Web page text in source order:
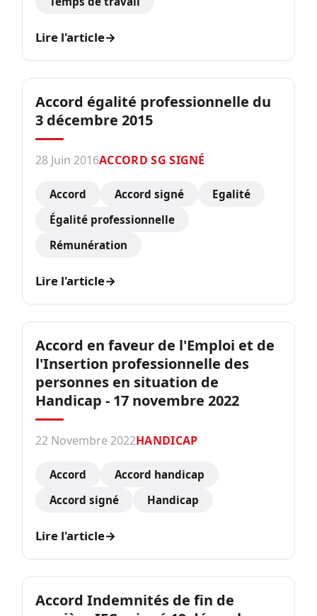
Lire l'article→
Accord égalité professionnelle du
3 décembre 2015
28 Juin 2016ACCORD SG SIGNÉ
Accord Accord signé
Egalité
Égalité professionnelle
Rémunération
Lire l'article→
Accord en faveur de l'Emploi et de
l'Insertion professionnelle des
personnes en situation de
Handicap - 17 novembre 2022
22 Novembre 2022HANDICAP
Accord
Accord handicap
Accord signé
Handicap
Lire l'article→
Accord Indemnités de fin de